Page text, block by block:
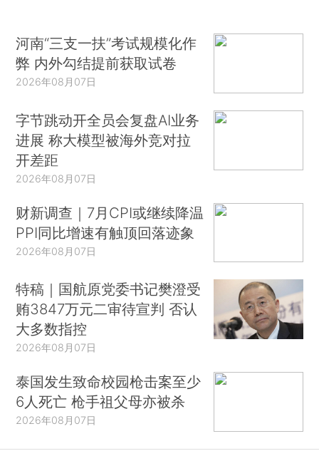
河南“三支一扶”考试规模化作
弊 内外勾结提前获取试卷
2026年08月07日
字节跳动开全员会复盘AI业务
进展 称大模型被海外竞对拉
开差距
2026年08月07日
财新调查｜7月CPI或继续降温
PPI同比增速有触顶回落迹象
2026年08月07日
特稿｜国航原党委书记樊澄受
贿3847万元二审待宣判 否认
大多数指控
2026年08月07日
泰国发生致命校园枪击案至少
6人死亡 枪手祖父母亦被杀
2026年08月07日